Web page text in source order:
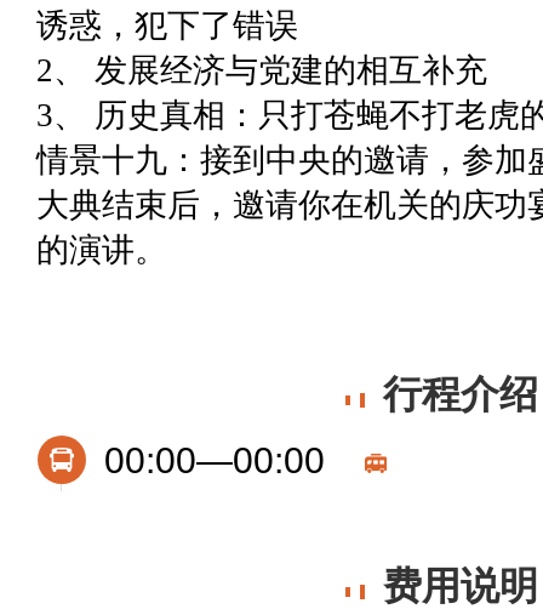
诱惑，犯下了错误
2、 发展经济与党建的相互补充
3、 历史真相：只打苍蝇不打老虎
情景十九：接到中央的邀请，参加
大典结束后，邀请你在机关的庆功
的演讲。
行程介绍
00:00—00:00
费用说明